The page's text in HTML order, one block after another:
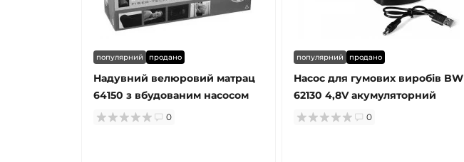
популярний продано
Надувний велюровий матрац
64150 з вбудованим насосом
0
популярний продано
Насос для гумових виробів BW
62130 4,8V акумуляторний
0